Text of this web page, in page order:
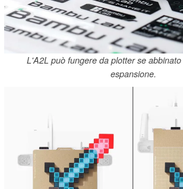
L'A2L può fungere da plotter se
espansione.